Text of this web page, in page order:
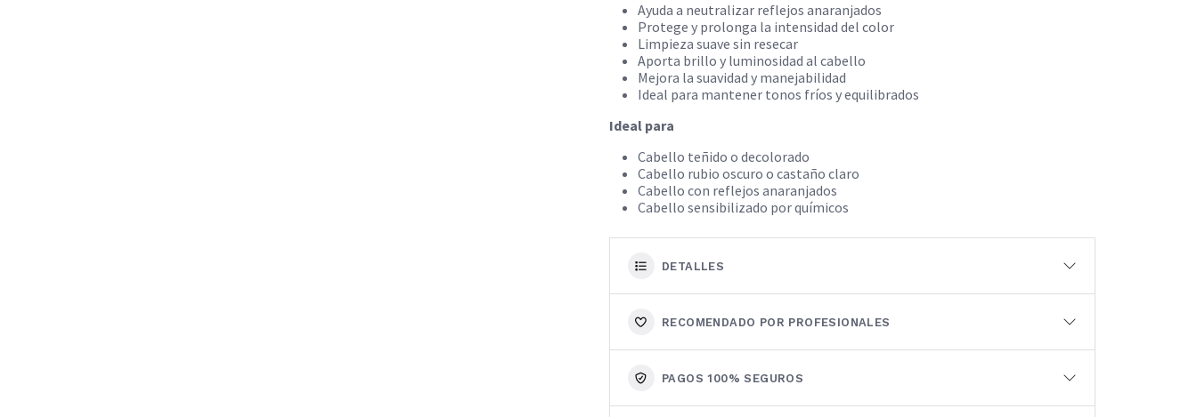
Ayuda a neutralizar reflejos anaranjados
Protege y prolonga la intensidad del color
Limpieza suave sin resecar
Aporta brillo y luminosidad al cabello
Mejora la suavidad y manejabilidad
Ideal para mantener tonos fríos y equilibrados
Ideal para
Cabello teñido o decolorado
Cabello rubio oscuro o castaño claro
Cabello con reflejos anaranjados
Cabello sensibilizado por químicos
DETALLES
RECOMENDADO POR PROFESIONALES
PAGOS 100% SEGUROS